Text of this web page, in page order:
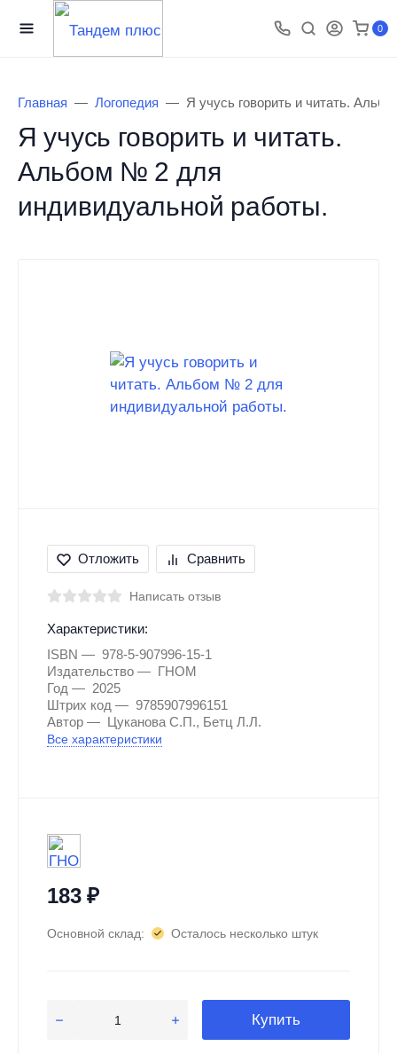
0
Главная Логопедия Я учусь говорить и читать.
Я учусь говорить и читать.
Альбом № 2 для
индивидуальной работы.
Отложить Сравнить
Написать отзыв
Характеристики:
ISBN
978-5-907996-15-1
Издательство
ГНОМ
Год
2025
Штрих код
9785907996151
Автор
Цуканова С.П., Бетц Л.Л.
Все характеристики
183₽
Основной склад: Осталось несколько штук
Купить